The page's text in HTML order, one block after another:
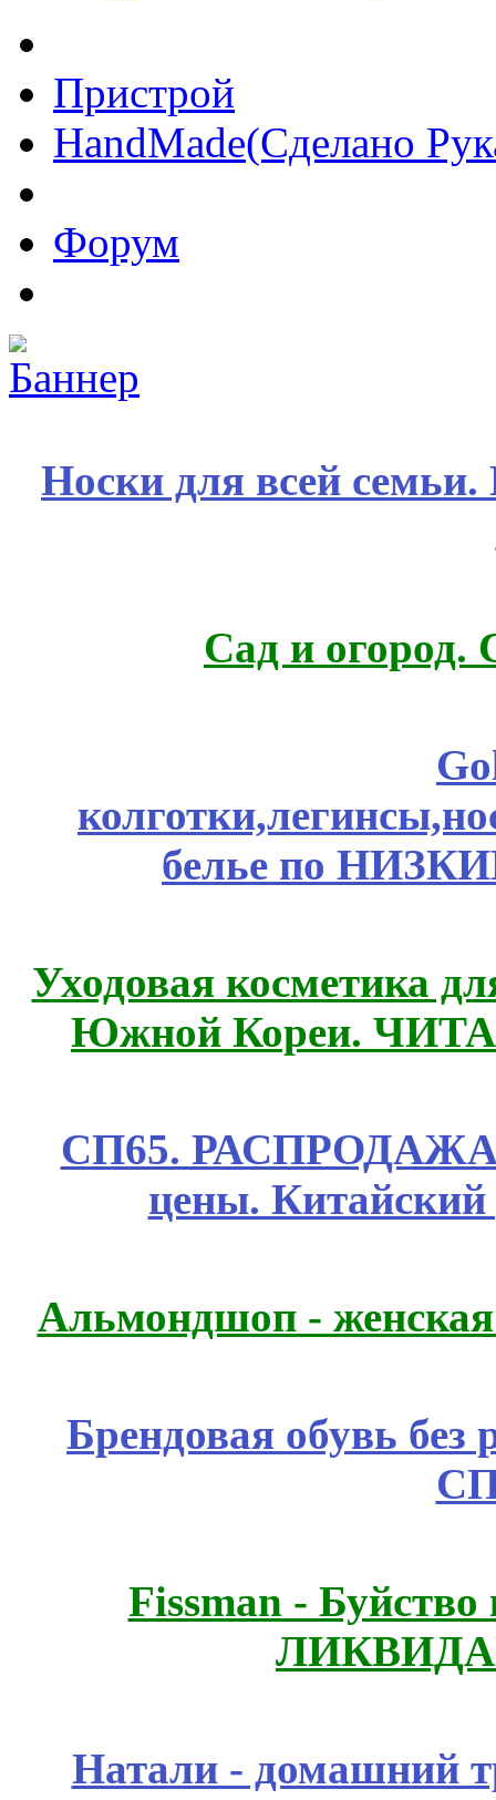
Пристрой
HandMade(Сделано
Форум
Носки для всей
Сад и огород.
белье по
Уходовая косметика
Южной Кореи.
СП65. РАСПРОДАЖА!
цены.
Альмондшоп -
Брендовая обувь без
Fissmаn -
Натали - домашний